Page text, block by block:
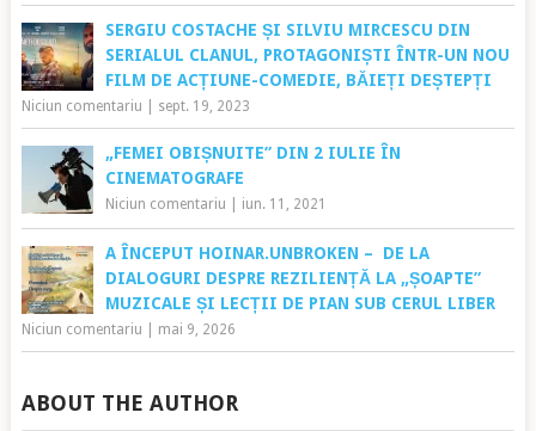
SERGIU COSTACHE ȘI SILVIU MIRCESCU DIN
SERIALUL CLANUL, PROTAGONIȘTI ÎNTR-UN NOU
FILM DE ACȚIUNE-COMEDIE, BĂIEȚI DEȘTEPȚI
Niciun comentariu sept. 19, 2023
„FEMEI OBIȘNUITE” DIN 2 IULIE ÎN
CINEMATOGRAFE
Niciun comentariu iun. 11, 2021
A ÎNCEPUT HOINAR.UNBROKEN – DE LA
DIALOGURI DESPRE REZILIENȚĂ LA „ȘOAPTE”
MUZICALE ȘI LECȚII DE PIAN SUB CERUL LIBER
Niciun comentariu mai 9, 2026
ABOUT THE AUTHOR